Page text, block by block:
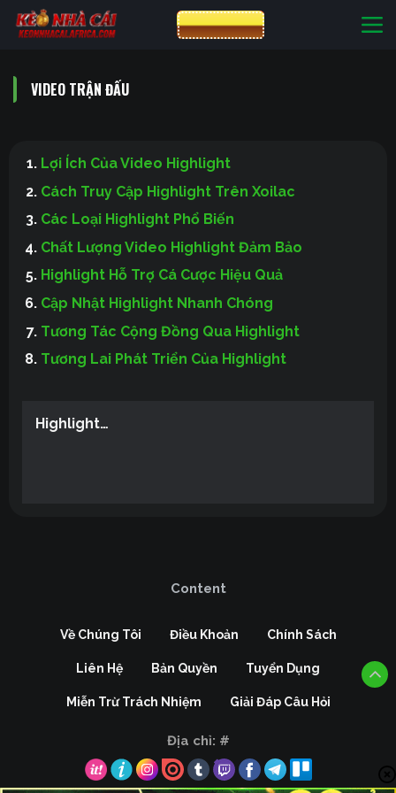
Bỏ
qua
dung
CƯỢC VIN88
VIDEO TRẬN ĐẤU
Lợi Ích Của Video Highlight
Cách Truy Cập Highlight Trên Xoilac
Các Loại Highlight Phổ Biến
Chất Lượng Video Highlight Đảm Bảo
Highlight Hỗ Trợ Cá Cược Hiệu Quả
Cập Nhật Highlight Nhanh Chóng
Tương Tác Cộng Đồng Qua Highlight
Tương Lai Phát Triển Của Highlight
Highlight…
Content
Về Chúng Tôi Điều Khoản Chính Sách
Liên Hệ Bản Quyền Tuyển Dụng
Miễn Trừ Trách Nhiệm Giải Đáp Câu Hỏi
Địa chỉ: #